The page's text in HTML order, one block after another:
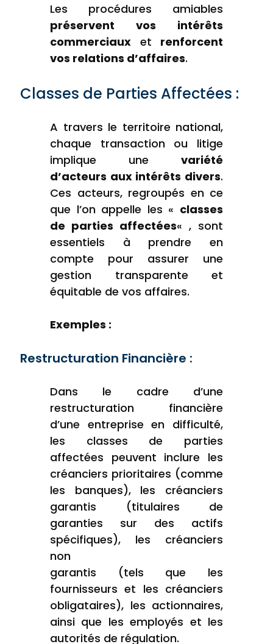
Les procédures amiables
préservent vos intérêts
commerciaux et renforcent
vos relations d’affaires.
Classes de Parties Affectées :
A travers le territoire national,
chaque transaction ou litige
implique une variété
d’acteurs aux intérêts divers.
Ces acteurs, regroupés en ce
que l’on appelle les « classes
de parties affectées« , sont
essentiels à prendre en
compte pour assurer une
gestion transparente et
équitable de vos affaires.
Exemples :
Restructuration Financière :
Dans le cadre d’une
restructuration financière
d’une entreprise en difficulté,
les classes de parties
affectées peuvent inclure les
créanciers prioritaires (comme
les banques), les créanciers
garantis (titulaires de
garanties sur des actifs
spécifiques), les créanciers
non
garantis (tels que les
fournisseurs et les créanciers
obligataires), les actionnaires,
ainsi que les employés et les
autorités de régulation.